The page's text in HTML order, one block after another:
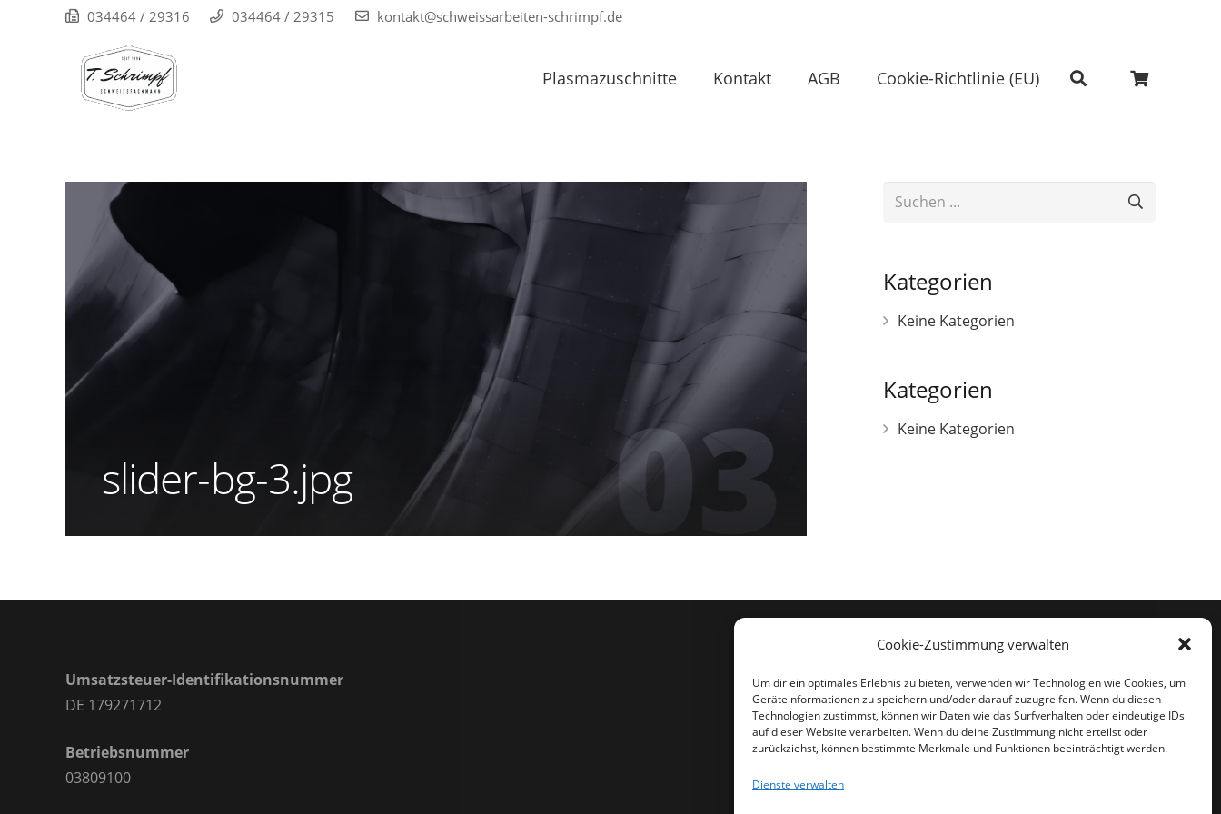
Cookie-Zustimmung verwalten
Um dir ein optimales Erlebnis zu bieten, verwenden wir Technologien wie Cookies, um
Geräteinformationen zu speichern und/oder darauf zuzugreifen. Wenn du diesen
Technologien zustimmst, können wir Daten wie das Surfverhalten oder eindeutige IDs
auf dieser Website verarbeiten. Wenn du deine Zustimmung nicht erteilst oder
zurückziehst, können bestimmte Merkmale und Funktionen beeinträchtigt werden.
Dienste verwalten
034464 / 29316 034464 / 29315 kontakt@schweissarbeiten-schrimpf.de
Plasmazuschnitte Kontakt AGB Cookie-Richtlinie (EU)
slider-bg-3.jpg
Kategorien
Keine Kategorien
Kategorien
Keine Kategorien
Umsatzsteuer-Identifikationsnummer
DE 179271712
Betriebsnummer
03809100
kontakt@schweissarbeiten-schrimpf.de
034464/29315
034464/29316